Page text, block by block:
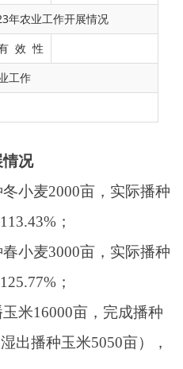
年农业工作开展情况
效 性
工作
2000亩，实际播种
；
3000亩，实际播种
亩，完成播种
种玉米5050亩），
米，并指导青贮饲